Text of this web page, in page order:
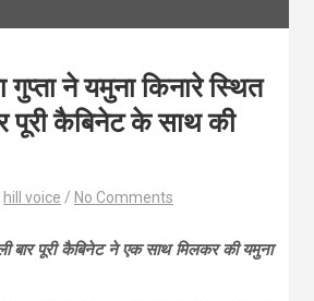
ने यमुना किनारे स्थित
पूरी कैबिनेट के साथ की
hill voice No Comments
बार पूरी कैबिनेट ने एक साथ मिलकर की यमुना